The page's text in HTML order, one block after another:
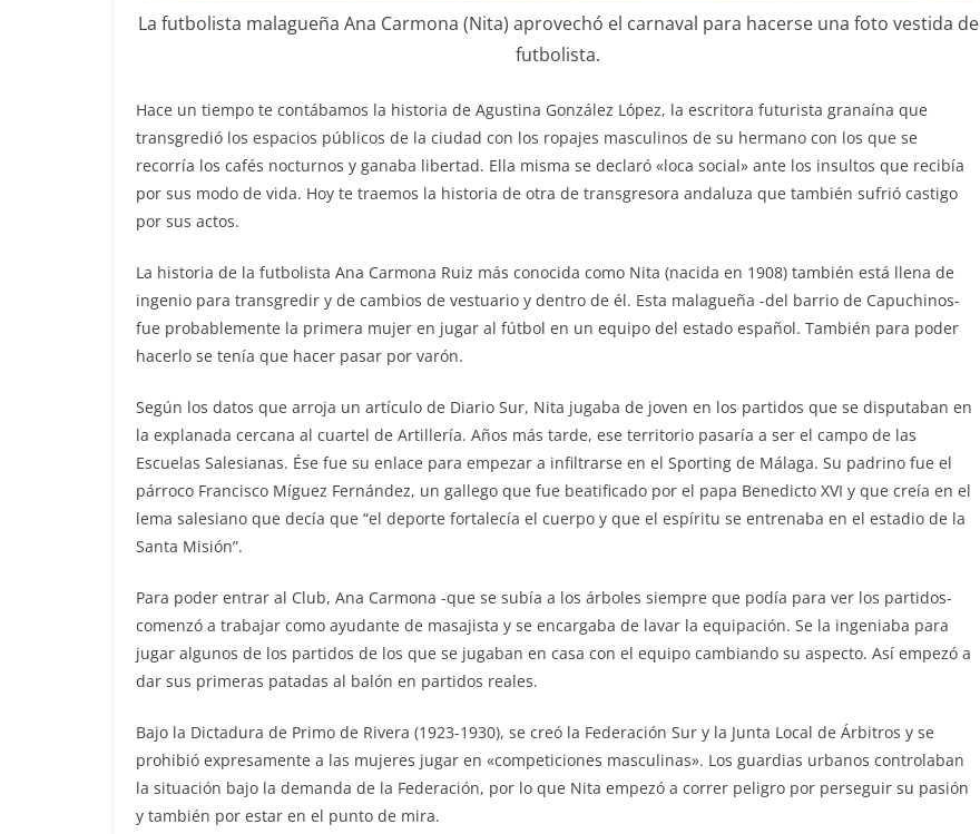
La futbolista malagueña Ana Carmona (Nita) aprovechó el carnaval para hacerse una foto vestida de
futbolista.
Hace un tiempo te contábamos la historia de Agustina González López, la escritora futurista granaína que
transgredió los espacios públicos de la ciudad con los ropajes masculinos de su hermano con los que se
recorría los cafés nocturnos y ganaba libertad. Ella misma se declaró «loca social» ante los insultos que recibía
por sus modo de vida. Hoy te traemos la historia de otra de transgresora andaluza que también sufrió castigo
por sus actos.
La historia de la futbolista Ana Carmona Ruiz más conocida como Nita (nacida en 1908) también está llena de
ingenio para transgredir y de cambios de vestuario y dentro de él. Esta malagueña -del barrio de Capuchinos-
fue probablemente la primera mujer en jugar al fútbol en un equipo del estado español. También para poder
hacerlo se tenía que hacer pasar por varón.
Según los datos que arroja un artículo de Diario Sur, Nita jugaba de joven en los partidos que se disputaban en
la explanada cercana al cuartel de Artillería. Años más tarde, ese territorio pasaría a ser el campo de las
Escuelas Salesianas. Ése fue su enlace para empezar a infiltrarse en el Sporting de Málaga. Su padrino fue el
párroco Francisco Míguez Fernández, un gallego que fue beatificado por el papa Benedicto XVI y que creía en el
lema salesiano que decía que “el deporte fortalecía el cuerpo y que el espíritu se entrenaba en el estadio de la
Santa Misión”.
Para poder entrar al Club, Ana Carmona -que se subía a los árboles siempre que podía para ver los partidos-
comenzó a trabajar como ayudante de masajista y se encargaba de lavar la equipación. Se la ingeniaba para
jugar algunos de los partidos de los que se jugaban en casa con el equipo cambiando su aspecto. Así empezó a
dar sus primeras patadas al balón en partidos reales.
Bajo la Dictadura de Primo de Rivera (1923-1930), se creó la Federación Sur y la Junta Local de Árbitros y se
prohibió expresamente a las mujeres jugar en «competiciones masculinas». Los guardias urbanos controlaban
la situación bajo la demanda de la Federación, por lo que Nita empezó a correr peligro por perseguir su pasión
y también por estar en el punto de mira.